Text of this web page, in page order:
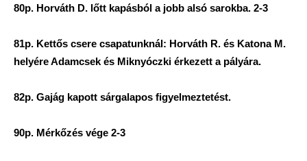
80p. Horváth D. lőtt kapásból a jobb alsó sarokba. 2-3
81p. Kettős csere csapatunknál: Horváth R. és Katona M.
helyére Adamcsek és Miknyóczki érkezett a pályára.
82p. Gajág kapott sárgalapos figyelmeztetést.
90p. Mérkőzés vége 2-3